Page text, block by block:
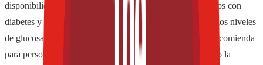
disponibilidad del ingrediente. El desafío es capturar grupos con
diabetes y llevar a cabo estudios. Está probado que bajan los niveles
de glucosa cuando se agrega soja a la dieta. También se recomienda
para personas con prediabetes. No importa si padecen o no la